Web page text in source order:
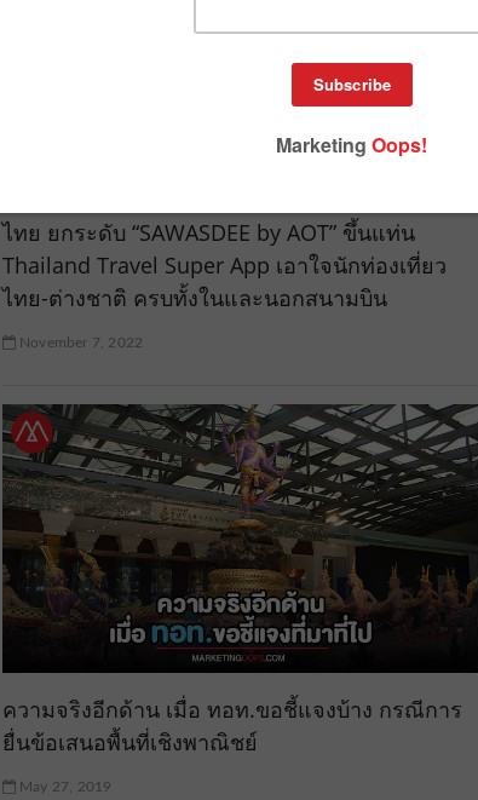
ไทย ยกระดับ “SAWASDEE by AOT” ขึ้นแท่น
Thailand Travel Super App เอาใจนักท่องเที่ยว
ไทย-ต่างชาติ ครบทั้งในและนอกสนามบิน
November 7, 2022
ความจริงอีกด้าน เมื่อ ทอท.ขอชี้แจงบ้าง กรณีการ
ยื่นข้อเสนอพื้นที่เชิงพาณิชย์
May 27, 2019